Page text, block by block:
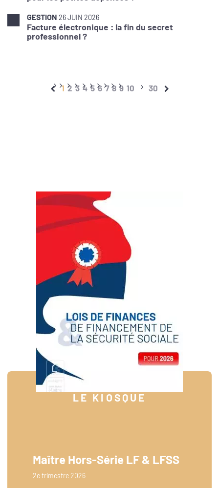
GESTION 26 JUIN 2026
Facture électronique : la fin du secret
professionnel ?
1 2 3 4 5 6 7 8 9 10 30
LE KIOSQUE
Maître Hors-Série LF & LFSS
2e trimestre 2026